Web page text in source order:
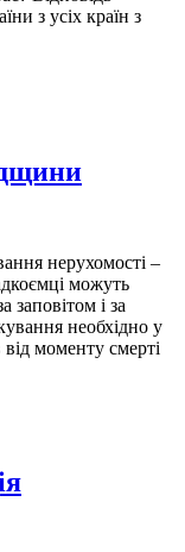
з усіх країн з
нерухомості –
можуть
заповітом і за
необхідно у
моменту смерті